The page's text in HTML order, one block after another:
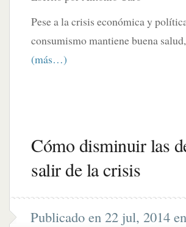
Pese a la crisis económica y
consumismo mantiene buena
(más…)
Cómo disminuir las
salir de la crisis
Publicado en 22 jul, 2014